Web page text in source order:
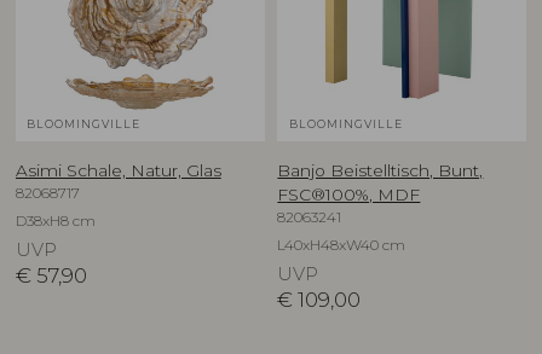
BLOOMINGVILLE
Asimi Schale, Natur, Glas
82068717
D38xH8 cm
UVP
€ 57,90
BLOOMINGVILLE
Banjo Beistelltisch, Bunt,
FSC®100%, MDF
82063241
L40xH48xW40 cm
UVP
€ 109,00